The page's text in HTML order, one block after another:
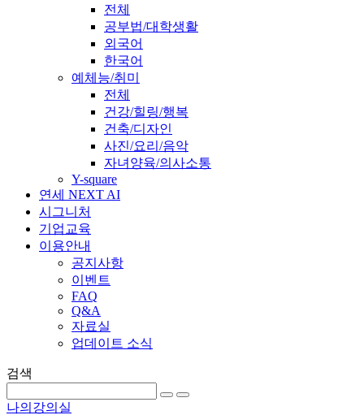
전체
공부법/대학생활
외국어
한국어
예체능/취미
전체
건강/힐링/행복
건축/디자인
사진/요리/음악
자녀양육/의사소통
Y-square
연세 NEXT AI
시그니처
기업교육
이용안내
공지사항
이벤트
FAQ
Q&A
자료실
업데이트 소식
검색
나의강의실